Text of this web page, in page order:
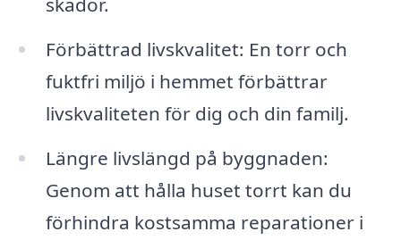
Förbättrad livskvalitet: En torr och
fuktfri miljö i hemmet förbättrar
livskvaliteten för dig och din familj.
Längre livslängd på byggnaden:
Genom att hålla huset torrt kan du
förhindra kostsamma reparationer i